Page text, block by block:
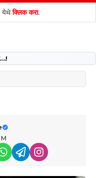
येथेक्लिक करा.